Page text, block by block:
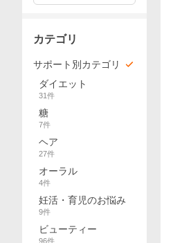
カテゴリ
サポート別カテゴリ
ダイエット
31件
糖
7件
ヘア
27件
オーラル
4件
妊活・育児のお悩み
9件
ビューティー
96件